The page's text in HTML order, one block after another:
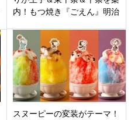
内！もつ焼き『ごえん』明治
焼き）も紹介！
スヌーピーの変装がテーマ！